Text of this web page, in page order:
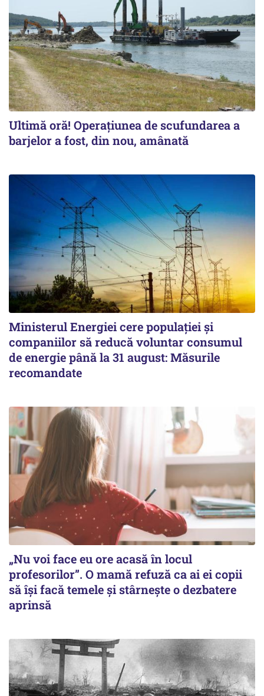
Ultimă oră! Operațiunea de scufundarea a
barjelor a fost, din nou, amânată
Ministerul Energiei cere populației și
companiilor să reducă voluntar consumul
de energie până la 31 august: Măsurile
recomandate
„Nu voi face eu ore acasă în locul
profesorilor”. O mamă refuză ca ai ei copii
să își facă temele și stârnește o dezbatere
aprinsă